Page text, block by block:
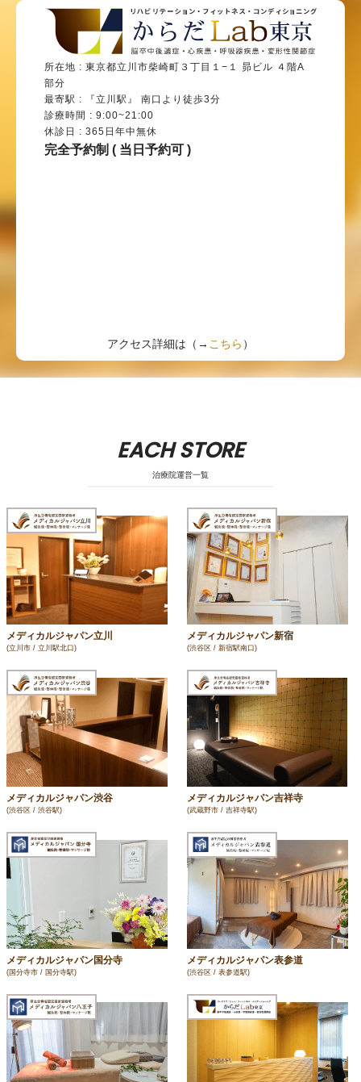
所在地 : 東京都立川市柴崎町３丁目１−１ 昴ビル ４階A
部分
最寄駅 : 『立川駅』 南口より徒歩3分
診療時間 : 9:00~21:00
休診日 : 365日年中無休
完全予約制 ( 当日予約可 )
アクセス詳細は（→ こちら ）
EACH STORE
治療院運営一覧
メディカルジャパン立川
(立川市 / 立川駅北口)
メディカルジャパン新宿
(渋谷区 / 新宿駅南口)
メディカルジャパン渋谷
(渋谷区 / 渋谷駅)
メディカルジャパン吉祥寺
(武蔵野市 / 吉祥寺駅)
メディカルジャパン国分寺
(国分寺市 / 国分寺駅)
メディカルジャパン表参道
(渋谷区 / 表参道駅)